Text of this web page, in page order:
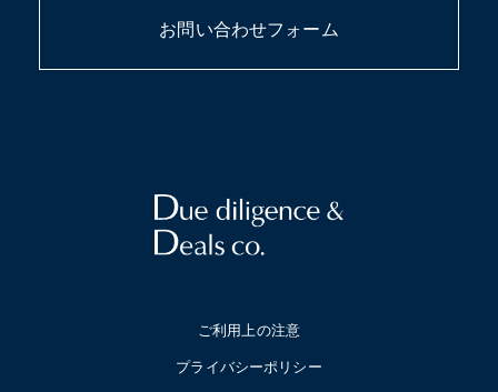
お問い合わせフォーム
ご利用上の注意
プライバシーポリシー